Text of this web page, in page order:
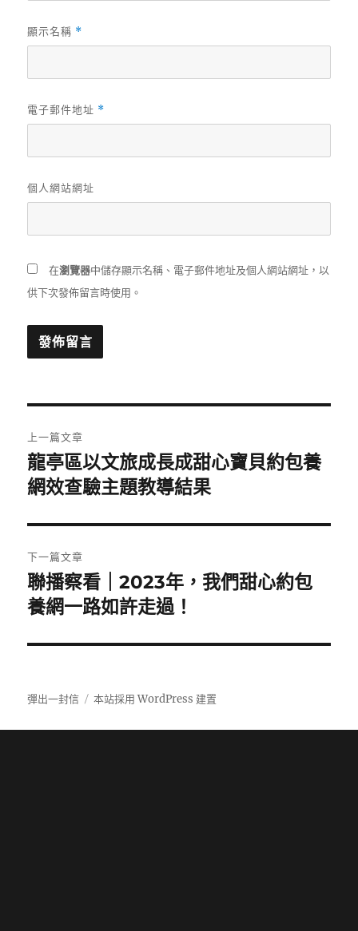
顯示名稱 *
電子郵件地址 *
個人網站網址
在瀏覽器中儲存顯示名稱、電子郵件地址及個人網站網址，以
供下次發佈留言時使用。
章
導
覽
上一篇文章
上
一
文
章:
龍亭區以文旅成長成甜心寶貝約包養
網效查驗主題教導結果
下一篇文章
下
一
文
聯播察看｜2023年，我們甜心約包
養網一路如許走過！
彈出一封信 本站採用 WordPress 建置